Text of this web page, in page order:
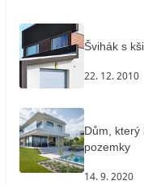
Švihák s
22. 12. 2010
Dům, který
pozemky
14. 9. 2020